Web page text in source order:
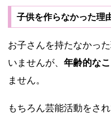
子供を作らなかった理
お子さんを持たなかっ
いませんが、 年齢的な
ません。
もちろん芸能活動をされ